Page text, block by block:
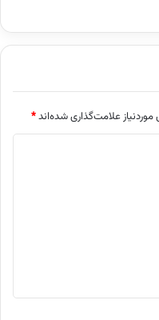
علامت‌گذاری شده‌اند*